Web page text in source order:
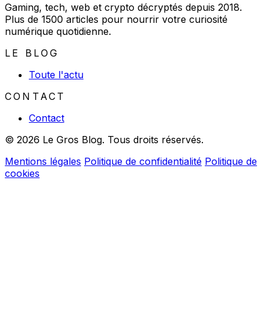
Gaming, tech, web et crypto décryptés depuis 2018.
Plus de 1500 articles pour nourrir votre curiosité
numérique quotidienne.
LE BLOG
Toute l'actu
CONTACT
Contact
© 2026 Le Gros Blog. Tous droits réservés.
Mentions légales Politique de confidentialité Politique de
cookies